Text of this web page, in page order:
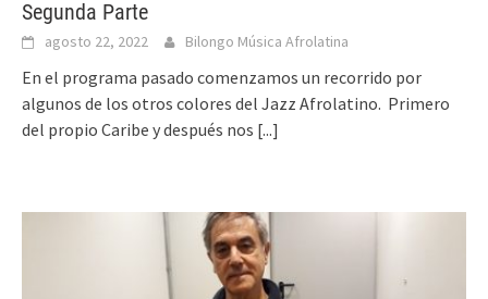
Segunda Parte
agosto 22, 2022 Bilongo Música Afrolatina
En el programa pasado comenzamos un recorrido por
algunos de los otros colores del Jazz Afrolatino. Primero
del propio Caribe y después nos [...]